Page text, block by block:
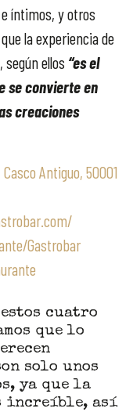
íntimos, y otros
la experiencia de
ellos “es el
se convierte en
creaciones
Antiguo, 50001
Gastrobar
estos cuatro
que lo
solo unos
ya que la
increíble, así